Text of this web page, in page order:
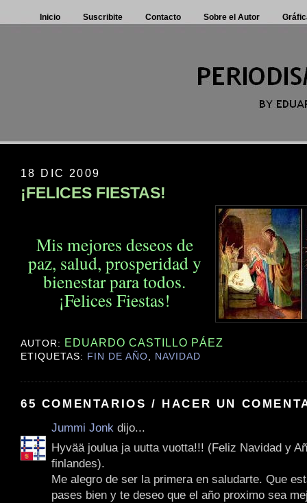
Inicio Suscribite Contacto Sobre el Autor
18 DIC 2009
¡FELICES FIESTAS!
Mis mejores deseos de
paz, salud, prosperidady
bienestar para todos.
¡Felices Fiestas!
AUTOR: EDUARDO CASTILLO PÁEZ
ETIQUETAS: FIN DE AÑO, NAVIDAD
65 COMENTARIOS / HACER UN
Jummi Jonk dijo...
Hyvää joulua ja uutta vuotta!!! (Feliz Navidad y
finlandes).
Me alegro de ser la primera en saludarte. Que
pases bien y te deseo que el año proximo sea